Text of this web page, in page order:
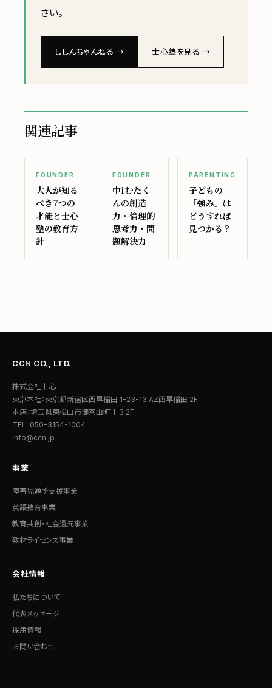
さい。
ししんちゃんねる → 士心塾を見る →
関連記事
FOUNDER
大人が知る
べき7つの
才能と士心
塾の教育方
針
FOUNDER
中1むたく
んの創造
力・倫理的
思考力・問
題解決力
PARENTING
子どもの
「強み」は
どうすれば
見つかる？
CCN CO., LTD.
株式会社士心
東京本社：東京都新宿区西早稲田 1-23-13 AZ西早稲田 2F
本店：埼玉県東松山市御茶山町 1-3 2F
TEL: 050-3154-1004
info@ccn.jp
事業
障害児通所支援事業
英語教育事業
教育共創・社会還元事業
教材ライセンス事業
会社情報
私たちについて
代表メッセージ
採用情報
お問い合わせ